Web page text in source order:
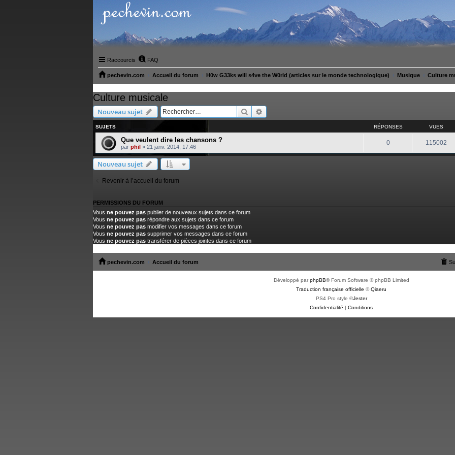
Raccourcis FAQ
pechevin.com Accueil du forum H0w G33ks will s4ve the W0rld (articles sur le monde technologique) Musique Culture
Culture musicale
Nouveau sujet Rechercher
SUJETS RÉPONSES VUES
Que veulent dire les chansons ?
par phil » 21 janv. 2014, 17:46
0 115002
Nouveau sujet
Revenir à l’accueil du forum
PERMISSIONS DU FORUM
Vous ne pouvez pas publier de nouveaux sujets dans ce forum
Vous ne pouvez pas répondre aux sujets dans ce forum
Vous ne pouvez pas modifier vos messages dans ce forum
Vous ne pouvez pas supprimer vos messages dans ce forum
Vous ne pouvez pas transférer de pièces jointes dans ce forum
pechevin.com Accueil du forum
Développé parphpBB® Forum Software © phpBB Limited
Traduction française officielle ©Qiaeru
PS4 Pro style ©Jester
Confidentialité | Conditions